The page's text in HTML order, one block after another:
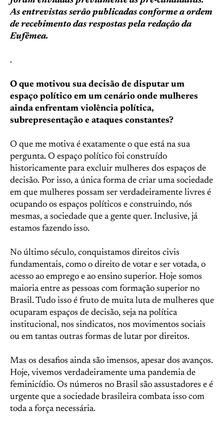
As entrevistas serão publicadas conforme a ordem
de recebimento das respostas pela redação da
Eufêmea.
.
O que motivou sua decisão de disputar um
espaço político em um cenário onde mulheres
ainda enfrentam violência política,
subrepresentação e ataques constantes?
O que me motiva é exatamente o que está na sua
pergunta. O espaço político foi construído
historicamente para excluir mulheres dos espaços de
decisão. Por isso, a única forma de criar uma sociedade
em que mulheres possam ser verdadeiramente livres é
ocupando os espaços políticos e construindo, nós
mesmas, a sociedade que a gente quer. Inclusive, já
estamos fazendo isso.
No último século, conquistamos direitos civis
fundamentais, como o direito de votar e ser votada, o
acesso ao emprego e ao ensino superior. Hoje somos
maioria entre as pessoas com formação superior no
Brasil. Tudo isso é fruto de muita luta de mulheres que
ocuparam espaços de decisão, seja na política
institucional, nos sindicatos, nos movimentos sociais
ou em tantas outras formas de lutar por direitos.
Mas os desafios ainda são imensos, apesar dos avanços.
Hoje, vivemos verdadeiramente uma pandemia de
feminicídio. Os números no Brasil são assustadores e é
urgente que a sociedade brasileira combata isso com
toda a força necessária.